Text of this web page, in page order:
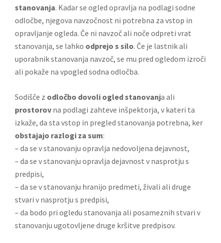
stanovanja. Kadar se ogled opravlja na podlagi sodne
odločbe, njegova navzočnost ni potrebna za vstop in
opravljanje ogleda. Če ni navzoč ali noče odpreti vrat
stanovanja, se lahko odprejo s silo. Če je lastnik ali
uporabnik stanovanja navzoč, se mu pred ogledom izroči
ali pokaže na vpogled sodna odločba.
Sodišče z odločbo dovoli ogled stanovanja ali
prostorov na podlagi zahteve inšpektorja, v kateri ta
izkaže, da sta vstop in pregled stanovanja potrebna, ker
obstajajo razlogi za sum:
– da se v stanovanju opravlja nedovoljena dejavnost,
– da se v stanovanju opravlja dejavnost v nasprotju s
predpisi,
– da se v stanovanju hranijo predmeti, živali ali druge
stvari v nasprotju s predpisi,
– da bodo pri ogledu stanovanja ali posameznih stvari v
stanovanju ugotovljene druge kršitve predpisov.